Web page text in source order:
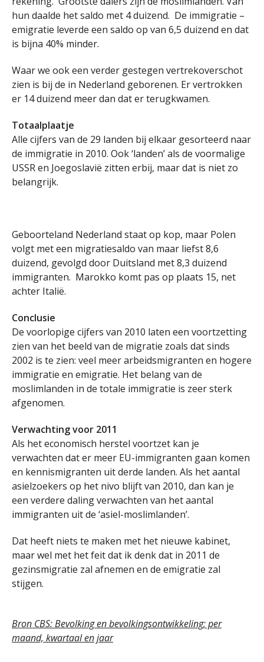
hun daalde het saldo met 4 duizend. De immigratie –
emigratie leverde een saldo op van 6,5 duizend en dat
is bijna 40% minder.
Waar we ook een verder gestegen vertrekoverschot
zien is bij de in Nederland geborenen. Er vertrokken
er 14 duizend meer dan dat er terugkwamen.
Totaalplaatje
Alle cijfers van de 29 landen bij elkaar gesorteerd naar
de immigratie in 2010. Ook ‘landen’ als de voormalige
USSR en Joegoslavië zitten erbij, maar dat is niet zo
belangrijk.
Geboorteland Nederland staat op kop, maar Polen
volgt met een migratiesaldo van maar liefst 8,6
duizend, gevolgd door Duitsland met 8,3 duizend
immigranten. Marokko komt pas op plaats 15, net
achter Italië.
Conclusie
De voorlopige cijfers van 2010 laten een voortzetting
zien van het beeld van de migratie zoals dat sinds
2002 is te zien: veel meer arbeidsmigranten en hogere
immigratie en emigratie. Het belang van de
moslimlanden in de totale immigratie is zeer sterk
afgenomen.
Verwachting voor 2011
Als het economisch herstel voortzet kan je
verwachten dat er meer EU-immigranten gaan komen
en kennismigranten uit derde landen. Als het aantal
asielzoekers op het nivo blijft van 2010, dan kan je
een verdere daling verwachten van het aantal
immigranten uit de ‘asiel-moslimlanden’.
Dat heeft niets te maken met het nieuwe kabinet,
maar wel met het feit dat ik denk dat in 2011 de
gezinsmigratie zal afnemen en de emigratie zal
stijgen.
Bron CBS: Bevolking en bevolkingsontwikkeling; per
maand, kwartaal en jaar